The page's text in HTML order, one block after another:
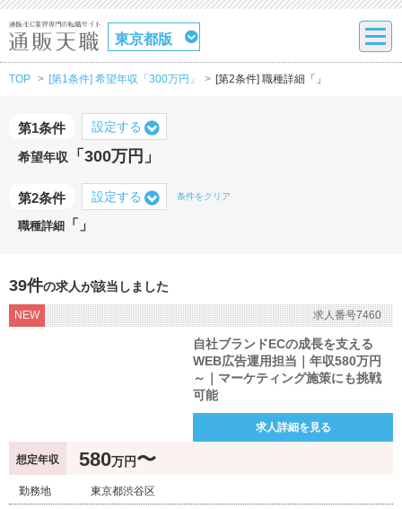
東京都版
TOP [第1条件] 希望年収「300万円」 [第2条件] 職種詳細「」
第1条件
希望年収 「300万円」
設定する
第2条件
職種詳細 「」
設定する 条件をクリア
39件の求人が該当しました
NEW 求人番号7460
自社ブランドECの成長を支える
WEB広告運用担当｜年収580万円
～｜マーケティング施策にも挑戦
可能
求人詳細を見る
想定年収 580万円〜
勤務地 東京都渋谷区